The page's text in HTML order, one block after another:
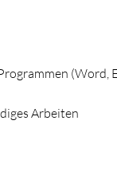
(Word,
Arbeiten